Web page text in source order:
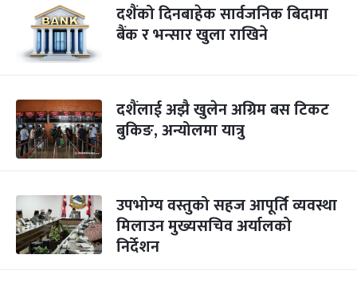
दशैंको दिनबाहेक सार्वजनिक बिदामा
बैंक र भन्सार खुला राखिने
दशैंलाई अझै खुलेन अग्रिम बस टिकट
बुकिङ, अन्योलमा यात्रु
उपभोग्य वस्तुको सहज आपूर्ति व्यवस्था
मिलाउन मुख्यसचिव अर्यालको
निर्देशन